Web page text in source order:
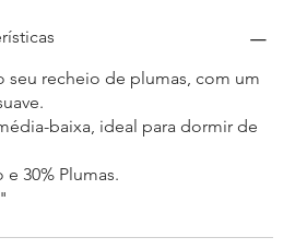
seu recheio de plumas, com um
baixa, ideal para dormir de
30% Plumas.